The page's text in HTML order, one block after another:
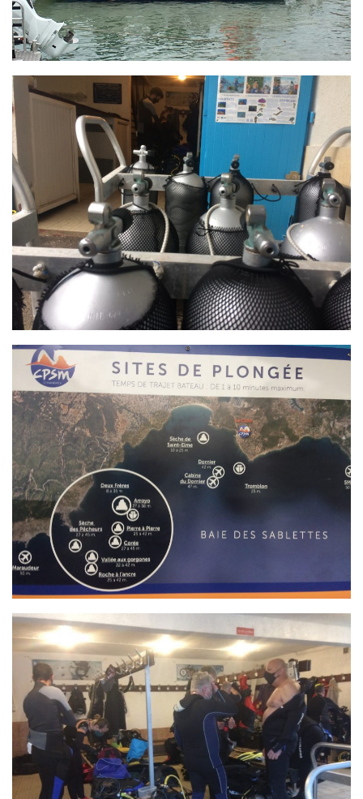
Sorties 2019
Sorties 2018
Sorties 2016
Sorties 2015
Sorties 2014
BIO SUB
Environnement et Biologie Sub
Formations
Lac Merveilleux
AUDIOVISUEL
Photo
Vidéo
Peinture
NAGE
NAP / NEV
Agenda
Les Palmes du Lac
Résultats Compétitions
MATERIEL
Section Matériel
Occasions